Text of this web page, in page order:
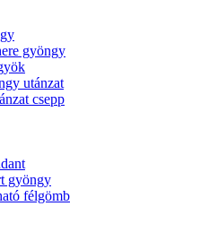
gyöngy
utánzat
csepp
gyöngy
félgömb